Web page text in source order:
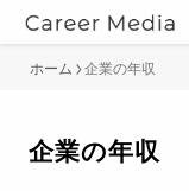
ホーム 企業の年収
企業の年収